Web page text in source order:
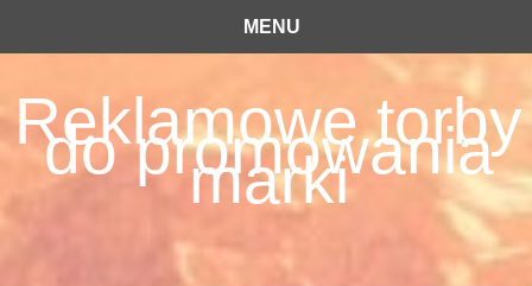
MENU
Reklamowe torby
do promowania
marki